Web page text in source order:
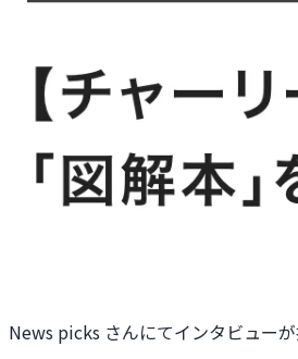
News picks さんにてインタビューが